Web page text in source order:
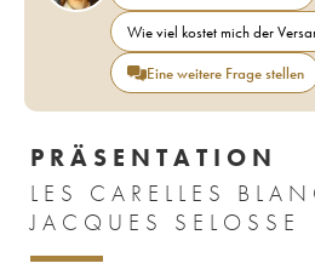
Wie viel kostet mich der
Eine weitere Frage stellen
PRÄSENTATION
LES CARELLES
JACQUES SELOSSE